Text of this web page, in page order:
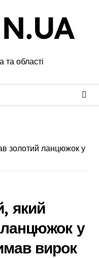
та області
золотий ланцюжок у
який
у
вирок